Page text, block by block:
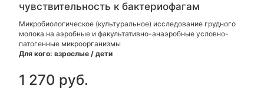
чувствительность к бактериофагам
Микробиологическое (культуральное) исследование грудного
молока на аэробные и факультативно-анаэробные условно-
патогенные микроорганизмы
Для кого: взрослые / дети
1 270 руб.